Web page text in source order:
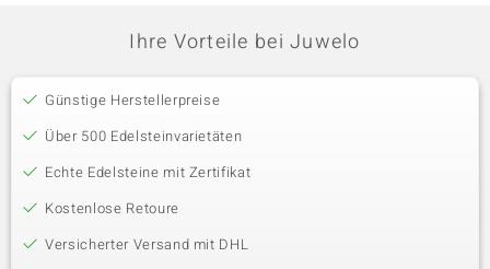
Ihre Vorteile bei Juwelo
Günstige Herstellerpreise
Über 500 Edelsteinvarietäten
Echte Edelsteine mit Zertifikat
Kostenlose Retoure
Versicherter Versand mit DHL